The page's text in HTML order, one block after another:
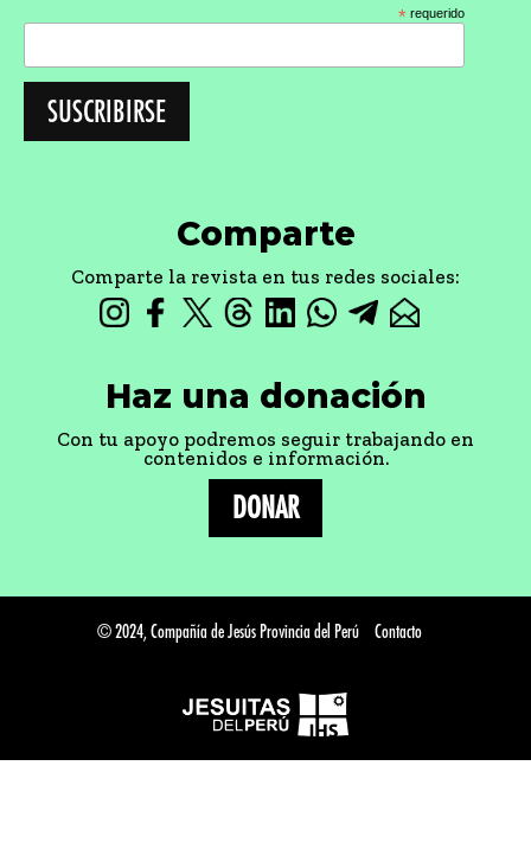
* requerido
Comparte
Comparte la revista en tus redes sociales:
Haz una donación
Con tu apoyo podremos seguir trabajando en
contenidos e información.
DONAR
© 2024, Compañía de Jesús Provincia del Perú Contacto